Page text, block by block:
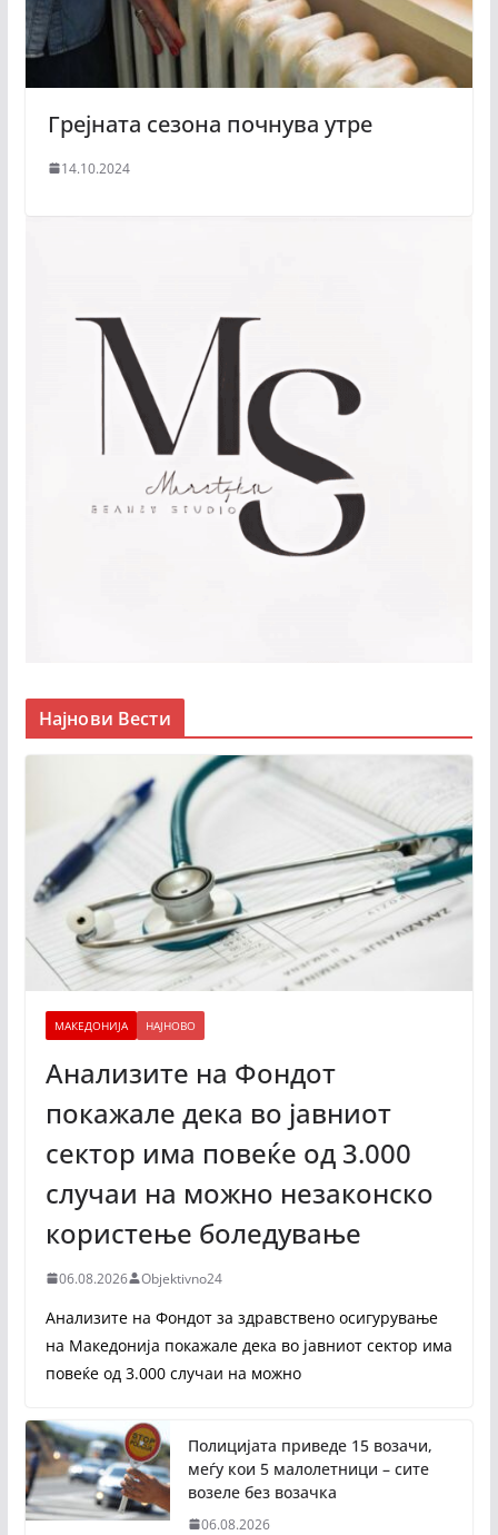
Грејната сезона почнува утре
14.10.2024
Најнови Вести
МАКЕДОНИЈА НАЈНОВО
Анализите на Фондот
покажале дека во јавниот
сектор има повеќе од 3.000
случаи на можно незаконско
користење боледување
06.08.2026 Objektivno24
Анализите на Фондот за здравствено осигурување
на Македонија покажале дека во јавниот сектор има
повеќе од 3.000 случаи на можно
Полицијата приведе 15 возачи,
меѓу кои 5 малолетници – сите
возеле без возачка
06.08.2026